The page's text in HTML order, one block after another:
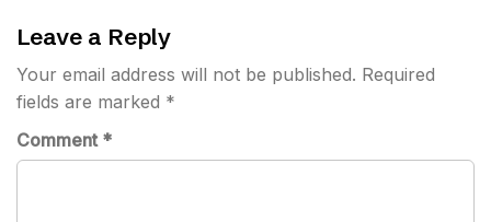
Leave a Reply
Your email address will not be published. Required
fields are marked *
Comment *